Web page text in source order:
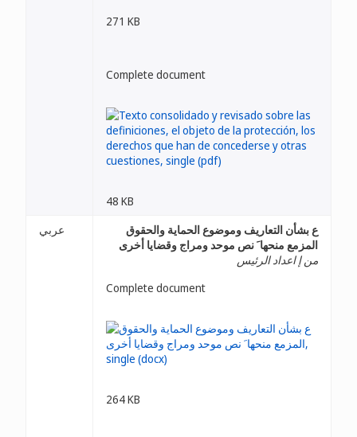
271 KB
Complete document
48 KB
عربي
ع بشأن التعاريف وموضوع الحماية والحقوق
المزمع منحها َ نص موحد ومراج وقضايا أخرى
من إ اعداد الرئيس
Complete document
264 KB